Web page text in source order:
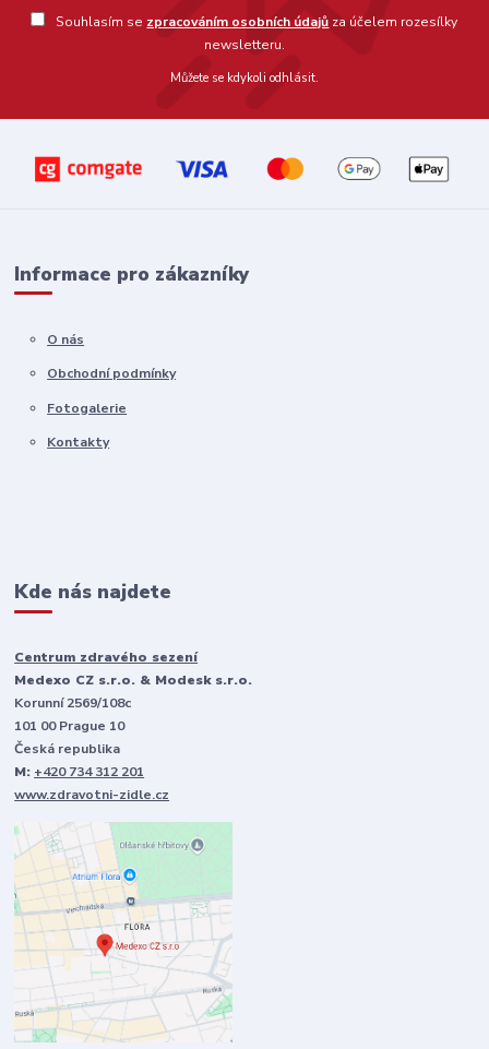
Souhlasím se zpracováním osobních údajů za účelem rozesílky
newsletteru.
Můžete se kdykoli odhlásit.
Informace pro zákazníky
O nás
Obchodní podmínky
Fotogalerie
Kontakty
Kde nás najdete
Centrum zdravého sezení
Medexo CZ s.r.o. & Modesk s.r.o.
Korunní 2569/108c
101 00 Prague 10
Česká republika
M: +420 734 312 201
www.zdravotni-zidle.cz